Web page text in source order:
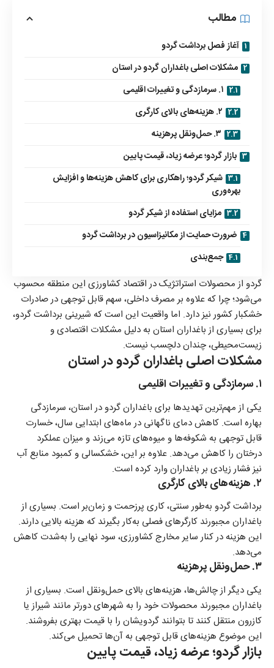
مطالب
آغاز فصل برداشت گردو
مشکلات اصلی باغداران گردو در استان
۱. سرمازدگی و تغییرات اقلیمی
۲. هزینه‌های بالای کارگری
۳. حمل‌ونقل پرهزینه
بازار گردو؛ عرضه زیاد، قیمت پایین
شیکر گردو؛ راهکاری برای کاهش هزینه‌ها و افزایش
بهره‌وری
مزایای استفاده از شیکر گردو
ضرورت حمایت از مکانیزاسیون در برداشت گردو
جمع‌بندی
گردو از محصولات استراتژیک در اقتصاد کشاورزی این منطقه محسوب
می‌شود؛ چرا که علاوه بر مصرف داخلی، سهم قابل توجهی در صادرات
خشکبار کشور نیز دارد. اما واقعیت این است که شیرینی برداشت گردو،
برای بسیاری از باغداران استان به دلیل مشکلات اقتصادی و
زیست‌محیطی، چندان دلچسب نیست.
مشکلات اصلی باغداران گردو در استان
۱. سرمازدگی و تغییرات اقلیمی
یکی از مهم‌ترین تهدیدها برای باغداران گردو در استان، سرمازدگی
بهاره است. کاهش دمای ناگهانی در ماه‌های ابتدایی سال، خسارت
قابل توجهی به شکوفه‌ها و میوه‌های تازه می‌زند و میزان عملکرد
درختان را کاهش می‌دهد. علاوه بر این، خشکسالی و کمبود منابع آب
نیز فشار زیادی بر باغداران وارد کرده است.
۲. هزینه‌های بالای کارگری
برداشت گردو به‌طور سنتی، کاری پرزحمت و زمان‌بر است. بسیاری از
باغداران مجبورند کارگرهای فصلی به‌کار بگیرند که هزینه بالایی دارند.
این هزینه در کنار سایر مخارج کشاورزی، سود نهایی را به‌شدت کاهش
می‌دهد.
۳. حمل‌ونقل پرهزینه
یکی دیگر از چالش‌ها، هزینه‌های بالای حمل‌ونقل است. بسیاری از
باغداران مجبورند محصولات خود را به شهرهای دورتر مانند شیراز یا
کازرون منتقل کنند تا بتوانند گردویشان را با قیمت بهتری بفروشند.
این موضوع هزینه‌های قابل توجهی به آن‌ها تحمیل می‌کند.
بازار گردو؛ عرضه زیاد، قیمت پایین